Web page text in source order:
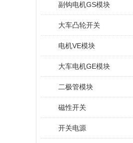
副钩电机GS模块
大车凸轮开关
电机VE模块
大车电机GE模块
二极管模块
磁性开关
开关电源